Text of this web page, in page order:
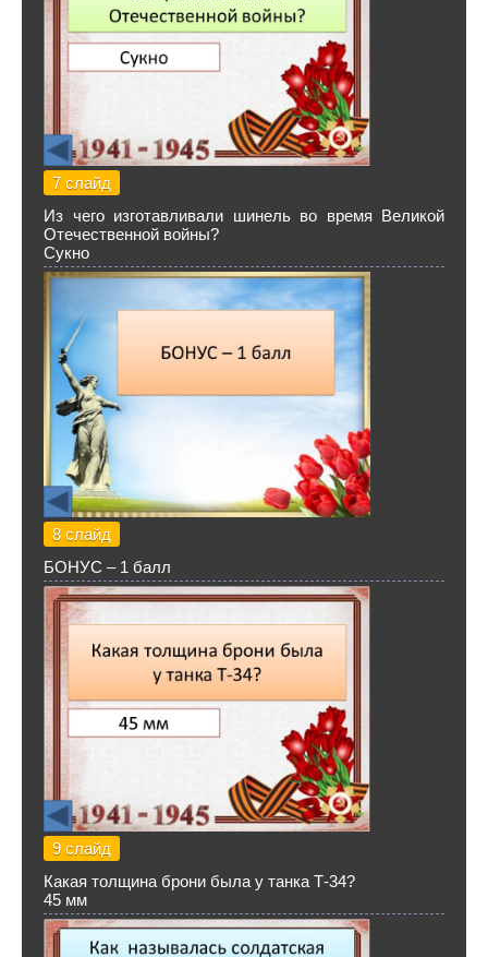
7 слайд
Из чего изготавливали шинель во время Великой
Отечественной войны?
Сукно
8 слайд
БОНУС – 1 балл
9 слайд
Какая толщина брони была у танка Т-34?
45 мм